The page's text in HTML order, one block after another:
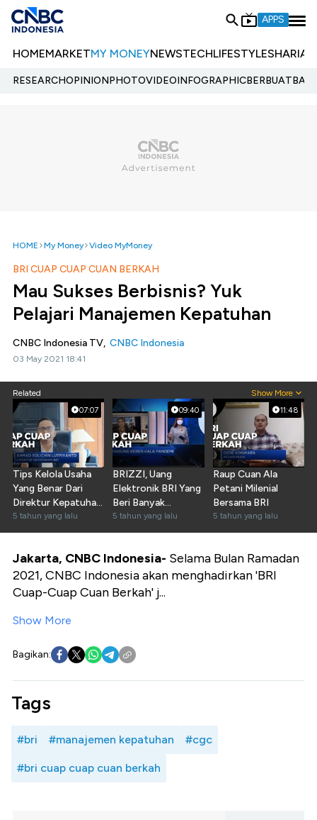
APPS
HOMEMARKETMY MONEYNEWSTECHLIFESTYLESHARIA
RESEARCHOPINIONPHOTOVIDEOINFOGRAPHIC
HOME My Money Video MyMoney
BRI CUAP CUAP CUAN BERKAH
Mau Sukses Berbisnis? Yuk
Pelajari Manajemen Kepatuhan
CNBC Indonesia TV, CNBC Indonesia
03 May 2021 18:41
Related Show More
07:07
Tips Kelola Usaha
Yang Benar Dari
Direktur Kepatuhan
BRI
5 tahun yang lalu
09:40
BRIZZI, Uang
Elektronik BRI Yang
Beri Banyak
Kemudahan
5 tahun yang lalu
11:48
Raup Cuan Ala
Petani Milenial
Bersama BRI
5 tahun yang lalu
Jakarta, CNBC Indonesia- Selama Bulan Ramadan
2021, CNBC Indonesia akan menghadirkan 'BRI
Cuap-Cuap Cuan Berkah' j...
Show More
Bagikan:
Tags
#bri #manajemen kepatuhan #cgc
#bri cuap cuap cuan berkah